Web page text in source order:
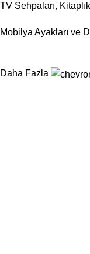
TV Sehpaları,
Mobilya Ayakları ve
Daha Fazla